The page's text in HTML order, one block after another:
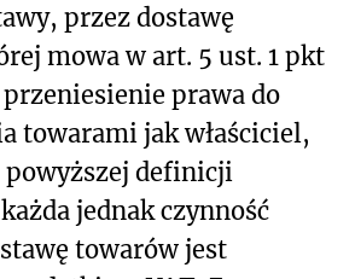
przez dostawę
mowa w art. 5 ust. 1 pkt
prawa do
towarami jak właściciel,
powyższej definicji
jednak czynność
towarów jest